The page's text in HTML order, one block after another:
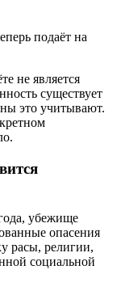
подаёт на
не является
существует
это учитывают.
убежище
опасения
расы, религии,
социальной